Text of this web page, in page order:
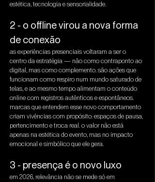
estética, tecnologia e sensorialidade.
2 - o offline virou a nova forma
de conexão
as experiências presenciais voltaram a ser o
centro da estratégia — não como contraponto ao
digital, mas como complemento. são ações que
funcionam como respiro num mundo saturado de
telas, e ao mesmo tempo alimentam o conteúdo
online com registros autênticos e espontâneos.
marcas que entendem esse novo comportamento
criam vivências com propósito: espaços de pausa,
pertencimento e troca real. o valor não está
apenas na estética do evento, mas no impacto
emocional e simbólico que ele gera.
3 - presença é o novo luxo
em 2026, relevância não se mede só em